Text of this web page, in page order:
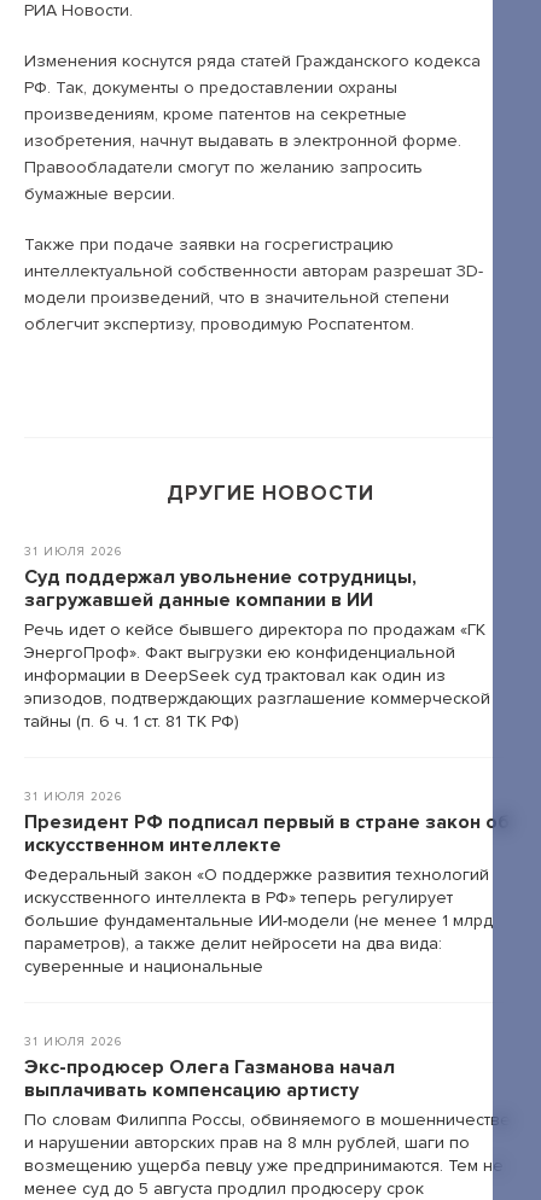
Пользовательское соглашение
Сведения об образовательной организации
Договор-оферта
Согласие на обработку персональных
данных для регистрации на сайте
Положение об антикоррупционной
+7 495 789-00-47
РИА Новости.
Изменения коснутся ряда статей Гражданского кодекса
РФ. Так, документы о предоставлении охраны
произведениям, кроме патентов на секретные
изобретения, начнут выдавать в электронной форме.
Правообладатели смогут по желанию запросить
бумажные версии.
Также при подаче заявки на госрегистрацию
интеллектуальной собственности авторам разрешат 3D-
модели произведений, что в значительной степени
облегчит экспертизу, проводимую Роспатентом.
ДРУГИЕ НОВОСТИ
31 ИЮЛЯ 2026
Суд поддержал увольнение сотрудницы,
загружавшей данные компании в ИИ
Речь идет о кейсе бывшего директора по продажам «ГК
ЭнергоПроф». Факт выгрузки ею конфиденциальной
информации в DeepSeek суд трактовал как один из
эпизодов, подтверждающих разглашение коммерческой
тайны (п. 6 ч. 1 ст. 81 ТК РФ)
31 ИЮЛЯ 2026
Президент РФ подписал первый в стране закон об
искусственном интеллекте
Федеральный закон «О поддержке развития технологий
искусственного интеллекта в РФ» теперь регулирует
большие фундаментальные ИИ-модели (не менее 1 млрд
параметров), а также делит нейросети на два вида:
суверенные и национальные
31 ИЮЛЯ 2026
Экс-продюсер Олега Газманова начал
выплачивать компенсацию артисту
По словам Филиппа Россы, обвиняемого в мошенничестве
и нарушении авторских прав на 8 млн рублей, шаги по
возмещению ущерба певцу уже предпринимаются. Тем не
менее суд до 5 августа продлил продюсеру срок